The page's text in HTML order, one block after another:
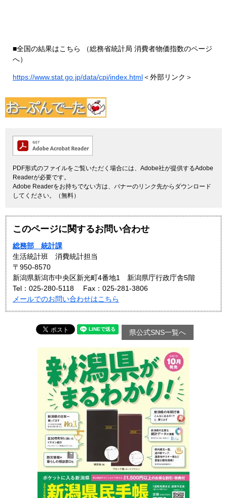
■全国の結果はこちら （総務省統計局 消費者物価指数のページ
へ）
https://www.stat.go.jp/data/cpi/index.html＜外部リンク＞
PDF形式のファイルをご覧いただく場合には、Adobe社が提供するAdobe
Readerが必要です。
Adobe Readerをお持ちでない方は、バナーのリンク先からダウンロード
してください。（無料）
このページに関するお問い合わせ
総務部 統計課
生活統計班 消費統計担当
〒950-8570
新潟県新潟市中央区新光町4番地1 新潟県庁行政庁舎5階
Tel：025‐280‐5118
Fax：025-281-3806
メールでのお問い合わせはこちら
県公式SNS一覧へ